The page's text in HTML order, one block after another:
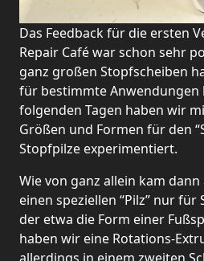
Das Feedback für die ersten
Repair Café war schon sehr
ganz großen Stopfscheiben
für bestimmte Anwendungen
folgenden Tagen haben wir
Größen und Formen für den
Stopfpilze experimentiert.
Wie von ganz allein kam
einen speziellen “Pilz” nur
der etwa die Form einer
haben wir eine Rotations-